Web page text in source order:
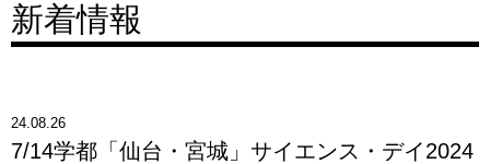
新着情報
24.08.26
7/14学都「仙台・宮城」サイエンス・デイ2024